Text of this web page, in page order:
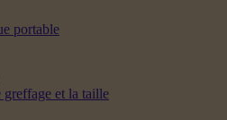
portable
et la taille